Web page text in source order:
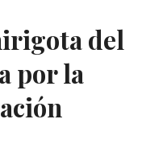
del
por la